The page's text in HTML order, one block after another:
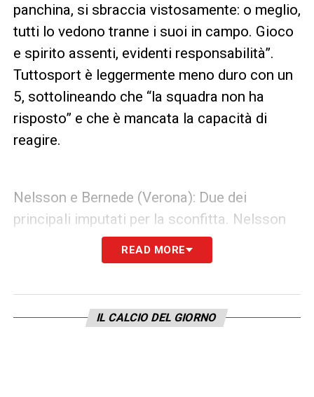
panchina, si sbraccia vistosamente: o meglio,
tutti lo vedono tranne i suoi in campo. Gioco
e spirito assenti, evidenti responsabilità”.
Tuttosport è leggermente meno duro con un
5, sottolineando che “la squadra non ha
risposto” e che è mancata la capacità di
reagire.
Nelsson e Bernede (Verona): Due dei
principali imputati per la sconfitta. Nelsson
riceve un 4.5 dalla Gazzetta per lo scivolone
sul primo gol e la mancata chiusura sul
parlando di “liscio che manda in porta
Simeone”. Ancora più grave la valutazione su
READ MORE
IL CALCIO DEL GIORNO